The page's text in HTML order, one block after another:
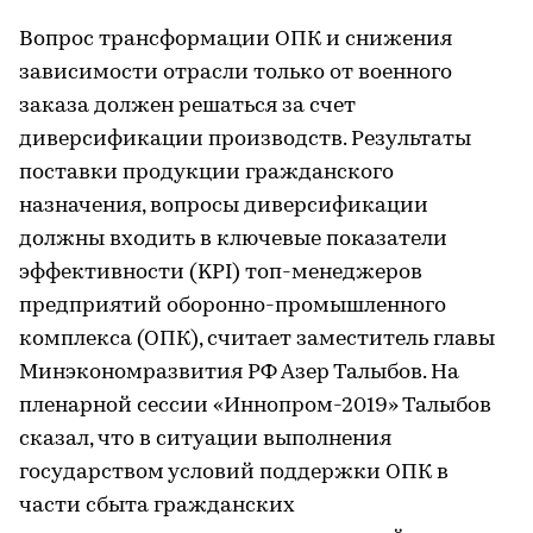
Вопрос трансформации ОПК и снижения
зависимости отрасли только от военного
заказа должен решаться за счет
диверсификации производств. Результаты
поставки продукции гражданского
назначения, вопросы диверсификации
должны входить в ключевые показатели
эффективности (KPI) топ-менеджеров
предприятий оборонно-промышленного
комплекса (ОПК), считает заместитель главы
Минэкономразвития РФ Азер Талыбов. На
пленарной сессии «Иннопром-2019» Талыбов
сказал, что в ситуации выполнения
государством условий поддержки ОПК в
части сбыта гражданских